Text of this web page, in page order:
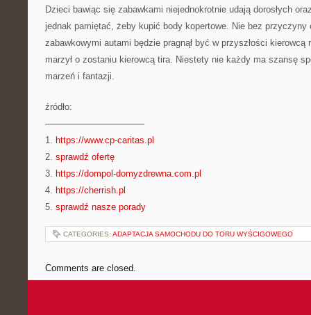
Dzieci bawiąc się zabawkami niejednokrotnie udają dorosłych
jednak pamiętać, żeby kupić body kopertowe. Nie bez przyczyny
zabawkowymi autami będzie pragnął być w przyszłości kierowcą
marzył o zostaniu kierowcą tira. Niestety nie każdy ma szansę
marzeń i fantazji.
źródło:
———————————
1. https://www.cp-caritas.pl
2. sprawdź ofertę
3. https://dompol-domyzdrewna.com.pl
4. https://cherrish.pl
5. sprawdź nasze porady
CATEGORIES: ADAPTACJA SAMOCHODU DO TORU WYŚCIGOWEGO
Comments are closed.